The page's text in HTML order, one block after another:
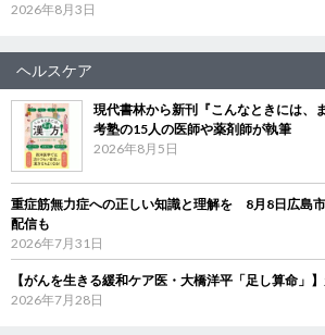
2026年8月3日
ヘルスケア
現代書林から新刊『こんなときには
考塾の15人の医師や薬剤師が執筆
2026年8月5日
重症筋無力症への正しい知識と理解を 8月8日広島
配信も
2026年7月31日
【がんを生きる緩和ケア医・大橋洋平「足し算命」
2026年7月28日